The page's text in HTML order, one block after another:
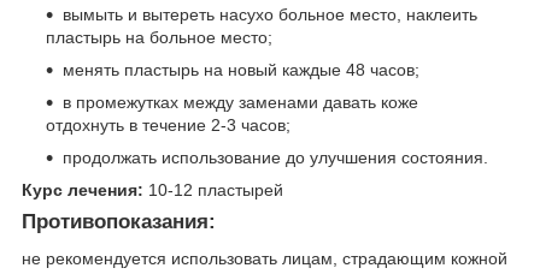
вымыть и вытереть насухо больное место, наклеить
пластырь на больное место;
менять пластырь на новый каждые 48 часов;
в промежутках между заменами давать коже
отдохнуть в течение 2-3 часов;
продолжать использование до улучшения состояния.
Курс лечения: 10-12 пластырей
Противопоказания:
не рекомендуется использовать лицам, страдающим кожной